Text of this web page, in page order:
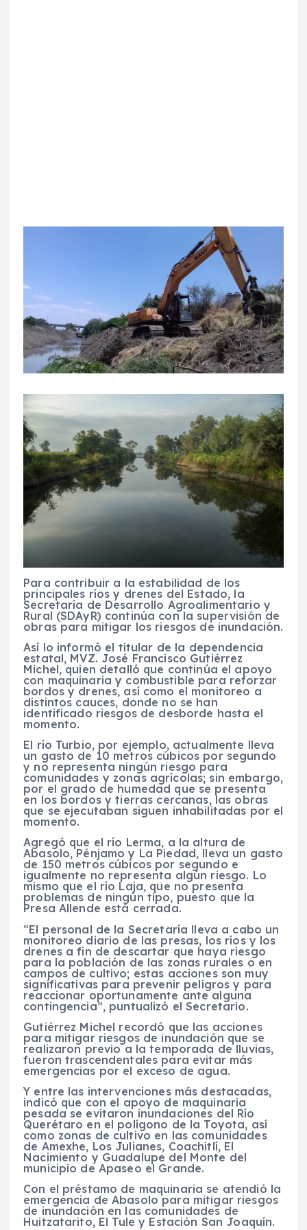
Para contribuir a la estabilidad de los
principales ríos y drenes del Estado, la
Secretaría de Desarrollo Agroalimentario y
Rural (SDAyR) continúa con la supervisión de
obras para mitigar los riesgos de inundación.
Así lo informó el titular de la dependencia
estatal, MVZ. José Francisco Gutiérrez
Michel, quien detalló que continúa el apoyo
con maquinaria y combustible para reforzar
bordos y drenes, así como el monitoreo a
distintos cauces, donde no se han
identificado riesgos de desborde hasta el
momento.
El río Turbio, por ejemplo, actualmente lleva
un gasto de 10 metros cúbicos por segundo
y no representa ningún riesgo para
comunidades y zonas agrícolas; sin embargo,
por el grado de humedad que se presenta
en los bordos y tierras cercanas, las obras
que se ejecutaban siguen inhabilitadas por el
momento.
Agregó que el río Lerma, a la altura de
Abasolo, Pénjamo y La Piedad, lleva un gasto
de 150 metros cúbicos por segundo e
igualmente no representa algún riesgo. Lo
mismo que el río Laja, que no presenta
problemas de ningún tipo, puesto que la
Presa Allende está cerrada.
“El personal de la Secretaría lleva a cabo un
monitoreo diario de las presas, los ríos y los
drenes a fin de descartar que haya riesgo
para la población de las zonas rurales o en
campos de cultivo; estas acciones son muy
significativas para prevenir peligros y para
reaccionar oportunamente ante alguna
contingencia”, puntualizó el Secretario.
Gutiérrez Michel recordó que las acciones
para mitigar riesgos de inundación que se
realizaron previo a la temporada de lluvias,
fueron trascendentales para evitar más
emergencias por el exceso de agua.
Y entre las intervenciones más destacadas,
indicó que con el apoyo de maquinaria
pesada se evitaron inundaciones del Río
Querétaro en el polígono de la Toyota, así
como zonas de cultivo en las comunidades
de Amexhe, Los Julianes, Coachitlí, El
Nacimiento y Guadalupe del Monte del
municipio de Apaseo el Grande.
Con el préstamo de maquinaria se atendió la
emergencia de Abasolo para mitigar riesgos
de inundación en las comunidades de
Huitzatarito, El Tule y Estación San Joaquín.